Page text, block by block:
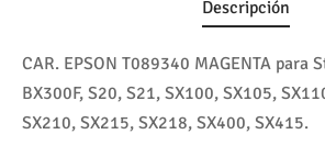
Descripción
CAR. EPSON T089340 MAGENTA para
BX300F, S20, S21, SX100, SX105,
SX210, SX215, SX218, SX400, SX415.